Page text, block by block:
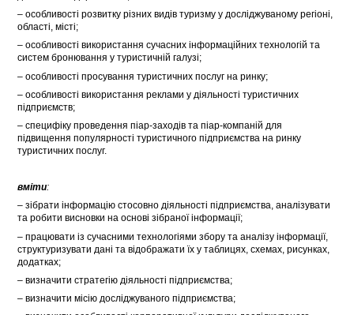
– особливості розвитку різних видів туризму у досліджуваному регіоні,
області, місті;
– особливості використання сучасних інформаційних технологій та
систем бронювання у туристичній галузі;
– особливості просування туристичних послуг на ринку;
– особливості використання реклами у діяльності туристичних
підприємств;
– специфіку проведення піар-заходів та піар-компаній для
підвищення популярності туристичного підприємства на ринку
туристичних послуг.
вміти:
– зібрати інформацію стосовно діяльності підприємства, аналізувати
та робити висновки на основі зібраної інформації;
– працювати із сучасними технологіями збору та аналізу інформації,
структуризувати дані та відображати їх у таблицях, схемах, рисунках,
додатках;
– визначити стратегію діяльності підприємства;
– визначити місію досліджуваного підприємства;